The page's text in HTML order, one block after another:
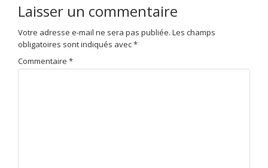
Laisser un commentaire
Votre adresse e-mail ne sera pas publiée. Les champs
obligatoires sont indiqués avec*
Commentaire *